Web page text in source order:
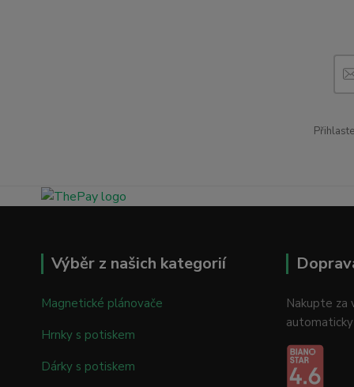
Výběr z našich kategorií
Magnetické plánovače
Hrnky s potiskem
Dárky s potiskem
Nakupte za